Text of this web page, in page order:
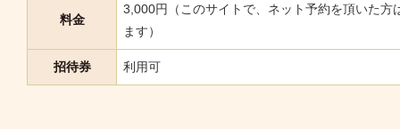
料金
3,000円（このサイトで、ネット予約を頂いた方
ます）
招待券 利用可